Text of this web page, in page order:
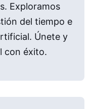
Exploramos
del tiempo e
Únete y
con éxito.